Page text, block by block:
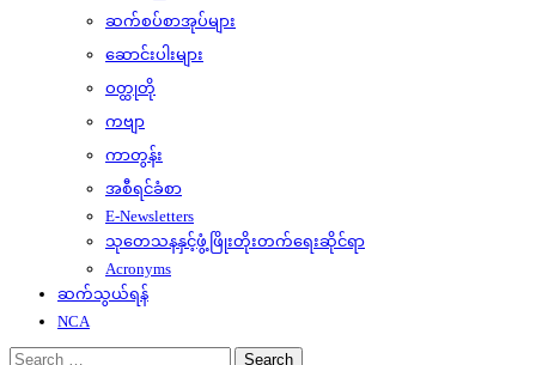
ဆက်စပ်စာအုပ်များ
ဆောင်းပါးများ
ဝတ္ထုတို
ကဗျာ
ကာတွန်း
အစီရင်ခံစာ
E-Newsletters
သုတေသနနှင့်ဖွံ့ဖြိုးတိုးတက်ရေးဆိုင်ရာ
Acronyms
ဆက်သွယ်ရန်
NCA
Search